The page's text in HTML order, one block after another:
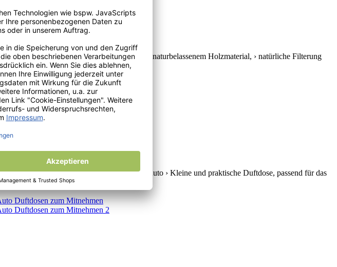
in Glasfläschchen, › Gehäuse aus naturbelassenem Holzmaterial, › natürliche Filterung
Riesenauswahl, › Einzigartiges...
Neutralisiert unangenehme Gerüche im Auto › Kleine und praktische Duftdose, passend für das
fürs Büro › Passende Farben in jeder...